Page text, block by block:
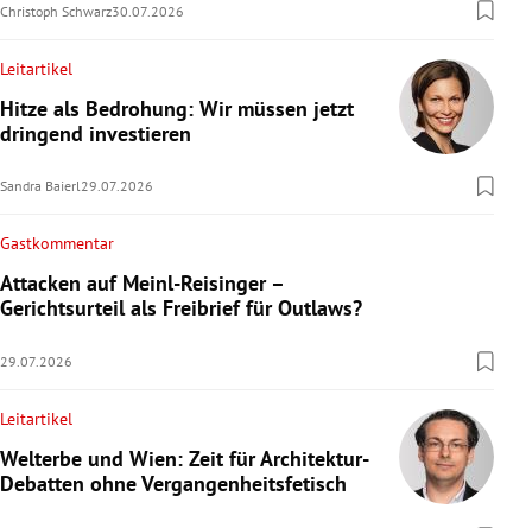
Christoph Schwarz30.07.2026
Leitartikel
Hitze als Bedrohung: Wir müssen jetzt
dringend investieren
Sandra Baierl29.07.2026
Gastkommentar
Attacken auf Meinl-Reisinger –
Gerichtsurteil als Freibrief für Outlaws?
29.07.2026
Leitartikel
Welterbe und Wien: Zeit für Architektur-
Debatten ohne Vergangenheitsfetisch